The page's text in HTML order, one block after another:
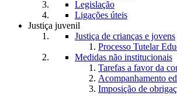
Legislação
Ligações úteis
Justiça juvenil
Justiça de crianças e jovens
Processo Tutelar
Medidas não institucionais
Tarefas a favor da
Acompanhamento
Imposição de